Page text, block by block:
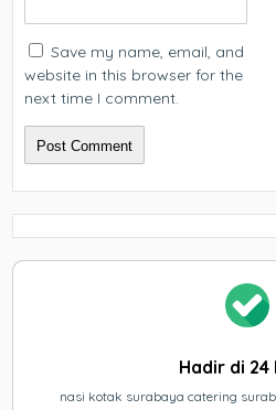
Save my name, email, and
website in this browser for the
next time I comment.
Hadir di 24
nasi kotak surabaya catering